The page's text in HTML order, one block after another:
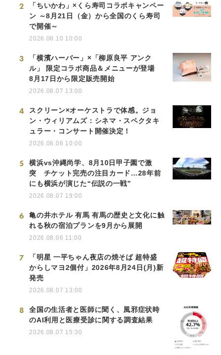
2
「ちいかわ」×くら寿司コラボキャンペー
ン ～8月21日（金）から全国のくら寿司
で開催～
2026.08.10 10:00
3
「横濱ハーバー」×「柳原良平 アンク
ル」 限定コラボ商品＆メニューが登場
8月17日から限定販売開始
2026.08.07 13:00
4
スクリーン×オーケストラで体感。ジョ
ン・ウィリアムズ：シネマ・スペクタキ
ュラー・コンサート開催決定！
2026.08.08 10:00
5
横浜vs沖縄尚学、8月10日甲子園で激
突 チケット完売の注目カード…28年前
にも横浜が演じた“伝説の一戦”
2026.08.07 19:00
6
亀の井ホテル 有馬 有馬の歴史と文化に触
れる秋の宿泊プランを9月から展開
2026.08.06 11:00
7
「明星 一平ちゃん夜店の焼そば 超特盛
からしマヨ2個付」2026年8月24日(月)新
発売
2026.08.07 13:00
8
全国の生活者と医師に聞く、風邪症状時
のAI利用と医療受診に関する調査結果
2026.08.07 15:30